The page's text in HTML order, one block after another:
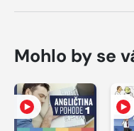
Mohlo by se